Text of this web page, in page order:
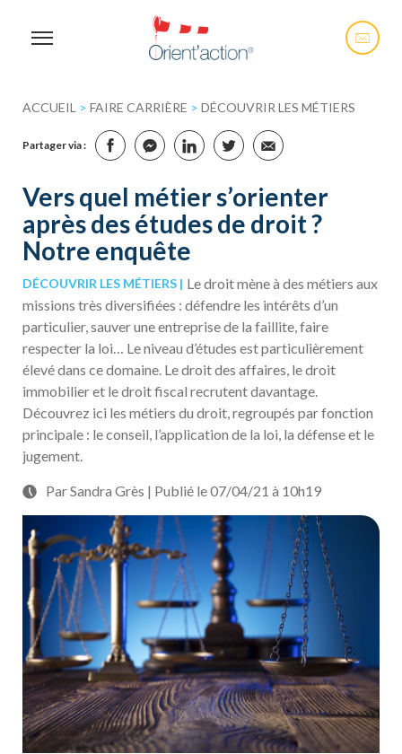
ACCUEIL > FAIRE CARRIÈRE > DÉCOUVRIR LES MÉTIERS
Partager via :
Vers quel métier s’orienter
après des études de droit ?
Notre enquête
DÉCOUVRIR LES MÉTIERS
Le droit mène à des métiers aux
missions très diversifiées : défendre les intérêts d’un
particulier, sauver une entreprise de la faillite, faire
respecter la loi… Le niveau d’études est particulièrement
élevé dans ce domaine. Le droit des affaires, le droit
immobilier et le droit fiscal recrutent davantage.
Découvrez ici les métiers du droit, regroupés par fonction
principale : le conseil, l’application de la loi, la défense et le
jugement.
Par Sandra Grès | Publié le 07/04/21 à 10h19